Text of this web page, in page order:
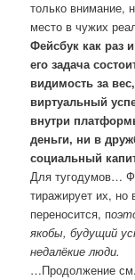
только внимание,
место в чужих
Фейсбук как раз
его задача
видимость за
виртуальный
внутри
деньги, ни в
социальный
Для тугодумов…
тиражирует их, но
переносится, п
якобы, будущий
недалёкие люди.
…Продолжение